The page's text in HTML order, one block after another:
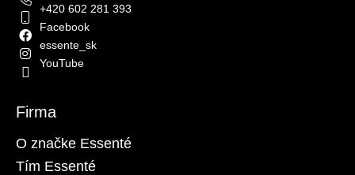
+420 602 281 393
Facebook
essente_sk
YouTube
Firma
O značke Essenté
Tím Essenté